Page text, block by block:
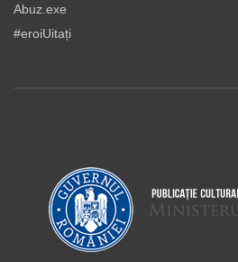
Abuz.exe
#eroiUitați